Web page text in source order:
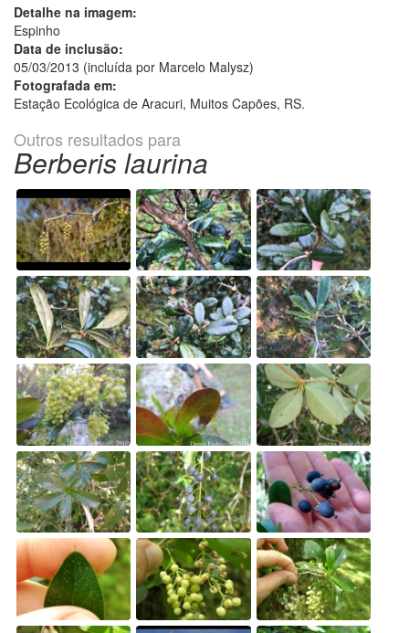
Detalhe na imagem:
Espinho
Data de inclusão:
05/03/2013 (incluída por Marcelo Malysz)
Fotografada em:
Estação Ecológica de Aracuri, Muitos Capões, RS.
Outros resultados para
Berberis laurina